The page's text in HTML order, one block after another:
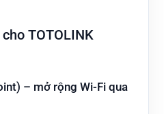
TOTOLINK
– mở rộng Wi-Fi qua